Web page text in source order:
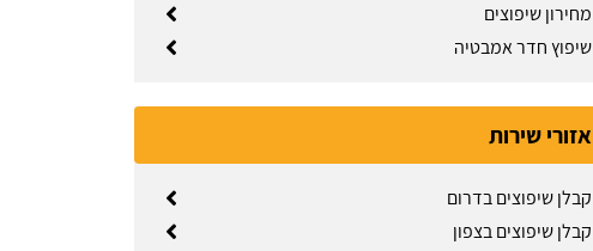
מחירון שיפוצים
שיפוץ חדר אמבטיה
אזורי שירות
קבלן שיפוצים בדרום
קבלן שיפוצים בצפון